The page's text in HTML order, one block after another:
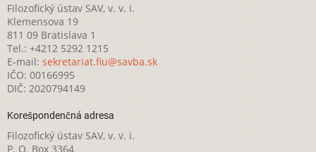
Filozofický ústav SAV, v. v. i.
Klemensova 19
811 09 Bratislava 1
Tel.: +4212 5292 1215
E-mail: sekretariat.fiu@savba.sk
IČO: 00166995
DIČ: 2020794149
Korešpondenčná adresa
Filozofický ústav SAV, v. v. i.
P. O. Box 3364